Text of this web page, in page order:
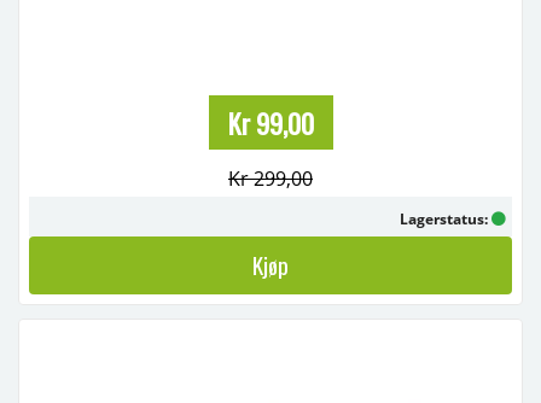
Spillet er enkelt å ...
Kr 99,00
Kr 299,00
Lagerstatus:
Kjøp